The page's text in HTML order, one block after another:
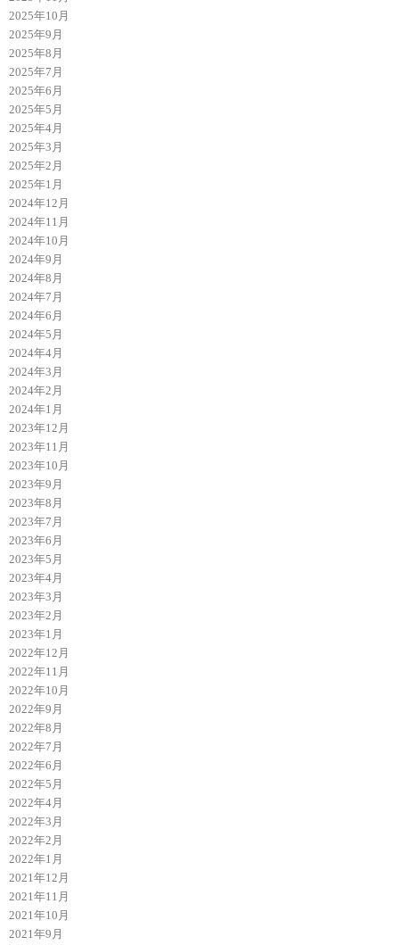
2025年10月
2025年9月
2025年8月
2025年7月
2025年6月
2025年5月
2025年4月
2025年3月
2025年2月
2025年1月
2024年12月
2024年11月
2024年10月
2024年9月
2024年8月
2024年7月
2024年6月
2024年5月
2024年4月
2024年3月
2024年2月
2024年1月
2023年12月
2023年11月
2023年10月
2023年9月
2023年8月
2023年7月
2023年6月
2023年5月
2023年4月
2023年3月
2023年2月
2023年1月
2022年12月
2022年11月
2022年10月
2022年9月
2022年8月
2022年7月
2022年6月
2022年5月
2022年4月
2022年3月
2022年2月
2022年1月
2021年12月
2021年11月
2021年10月
2021年9月